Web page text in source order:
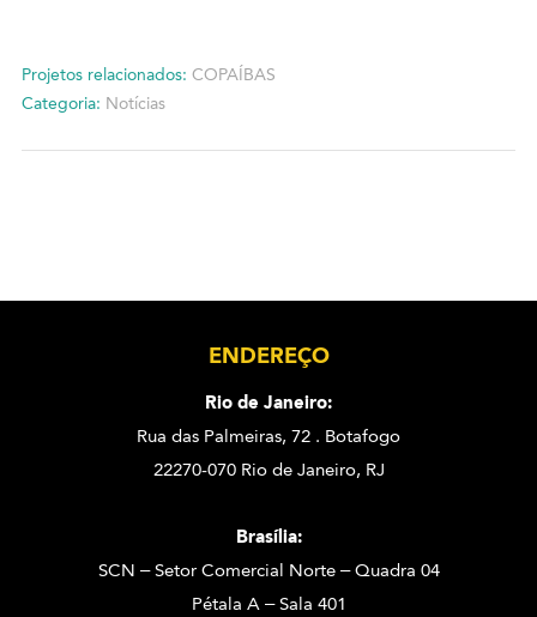
Projetos relacionados: COPAÍBAS
Categoria: Notícias
ENDEREÇO
Rio de Janeiro:
Rua das Palmeiras, 72 . Botafogo
22270-070 Rio de Janeiro, RJ
Brasília:
SCN – Setor Comercial Norte – Quadra 04
Pétala A – Sala 401